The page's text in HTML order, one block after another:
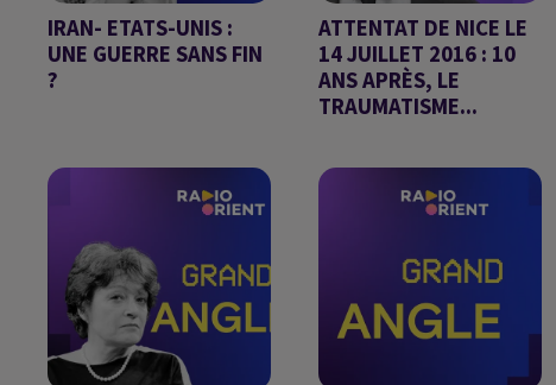
IRAN- ETATS-UNIS :
UNE GUERRE SANS FIN
?
ATTENTAT DE NICE LE
14 JUILLET 2016 : 10
ANS APRÈS, LE
TRAUMATISME...
13/07/2026